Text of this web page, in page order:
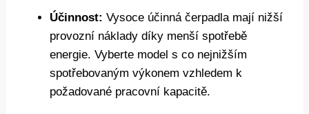
Účinnost: Vysoce účinná čerpadla mají nižší
provozní náklady díky menší spotřebě
energie. Vyberte model s co nejnižším
spotřebovaným výkonem vzhledem k
požadované pracovní kapacitě.